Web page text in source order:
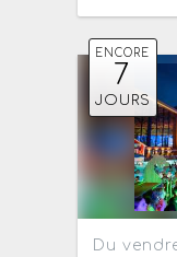
ENCORE
7
JOURS
Du